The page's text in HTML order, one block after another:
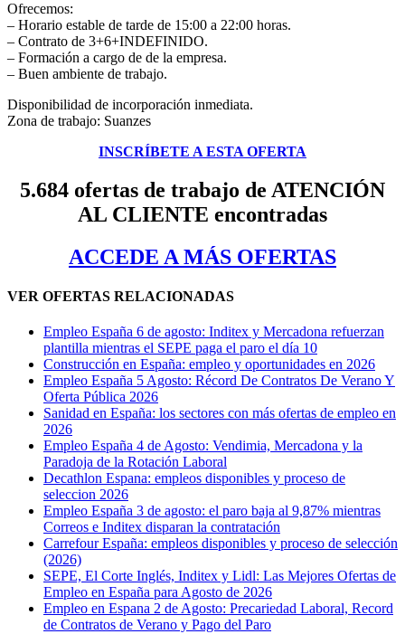
Ofrecemos:
– Horario estable de tarde de 15:00 a 22:00 horas.
– Contrato de 3+6+INDEFINIDO.
– Formación a cargo de de la empresa.
– Buen ambiente de trabajo.
Disponibilidad de incorporación inmediata.
Zona de trabajo: Suanzes
INSCRÍBETE A ESTA OFERTA
5.684 ofertas de trabajo de ATENCIÓN
AL CLIENTE encontradas
ACCEDE A MÁS OFERTAS
VER OFERTAS RELACIONADAS
Empleo España 6 de agosto: Inditex y Mercadona refuerzan
plantilla mientras el SEPE paga el paro el día 10
Construcción en España: empleo y oportunidades en 2026
Empleo España 5 Agosto: Récord De Contratos De Verano Y
Oferta Pública 2026
Sanidad en España: los sectores con más ofertas de empleo en
2026
Empleo España 4 de Agosto: Vendimia, Mercadona y la
Paradoja de la Rotación Laboral
Decathlon Espana: empleos disponibles y proceso de
seleccion 2026
Empleo España 3 de agosto: el paro baja al 9,87% mientras
Correos e Inditex disparan la contratación
Carrefour España: empleos disponibles y proceso de selección
(2026)
SEPE, El Corte Inglés, Inditex y Lidl: Las Mejores Ofertas de
Empleo en España para Agosto de 2026
Empleo en Espana 2 de Agosto: Precariedad Laboral, Record
de Contratos de Verano y Pago del Paro